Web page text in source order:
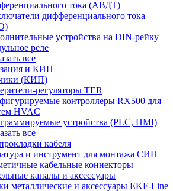
тока (АВДТ)
дифференциального тока
устройства на DIN-рейку
реле
все
и КИП
(КИП)
регуляторы TER
контроллеры RX500 для
HVAC
устройства (PLC, HMI)
все
кабеля
и инструмент для монтажа СИП
кабельные коннекторы
каналы и аксессуары
металлические и аксессуары EKF-Line